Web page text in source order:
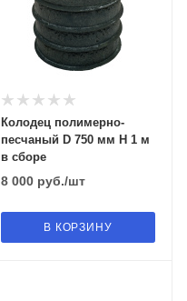
Колодец полимерно-
песчаный D 750 мм H 1 м
в сборе
8 000руб./шт
В КОРЗИНУ